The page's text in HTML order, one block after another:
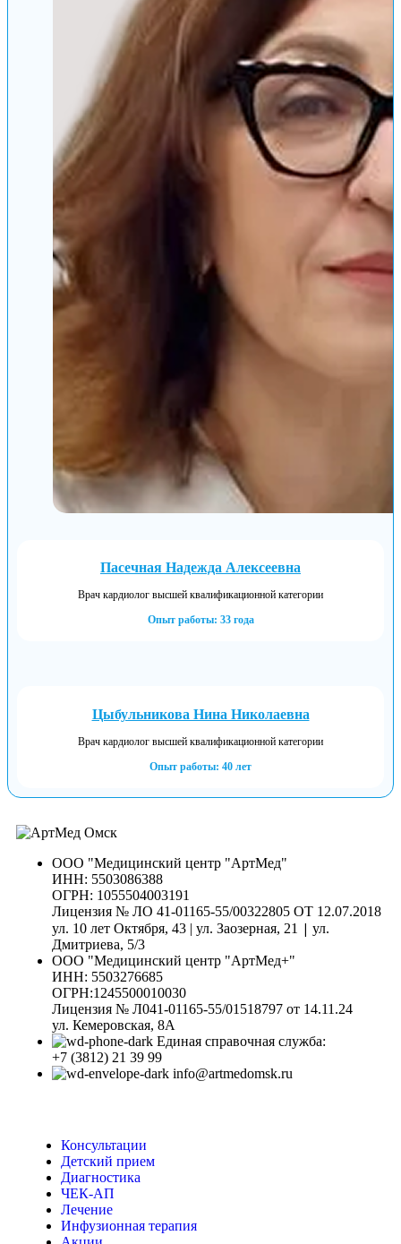
Пасечная Надежда Алексеевна
Врач кардиолог высшей квалификационной категории
Опыт работы: 33 года
Цыбульникова Нина Николаевна
Врач кардиолог высшей квалификационной категории
Опыт работы: 40 лет
ООО "Медицинский центр "АртМед"
ИНН: 5503086388
ОГРН: 1055504003191
Лицензия № ЛО 41-01165-55/00322805 ОТ 12.07.2018
ул. 10 лет Октября, 43 | ул. Заозерная, 21 | ул.
Дмитриева, 5/3
ООО "Медицинский центр "АртМед+"
ИНН: 5503276685
ОГРН:1245500010030
Лицензия № Л041-01165-55/01518797 от 14.11.24
ул. Кемеровская, 8А
Единая справочная служба:
+7 (3812) 21 39 99
info@artmedomsk.ru
Консультации
Детский прием
Диагностика
ЧЕК-АП
Лечение
Инфузионная терапия